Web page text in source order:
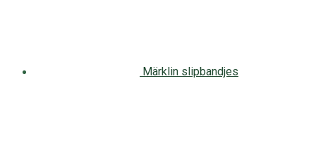
Märklin slipbandjes